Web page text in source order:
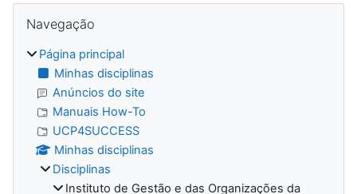
Blocos
Navegação
Página principal
Minhas disciplinas
Anúncios do site
Manuais How-To
UCP4SUCCESS
Minhas disciplinas
Disciplinas
Instituto de Gestão e das Organizações da